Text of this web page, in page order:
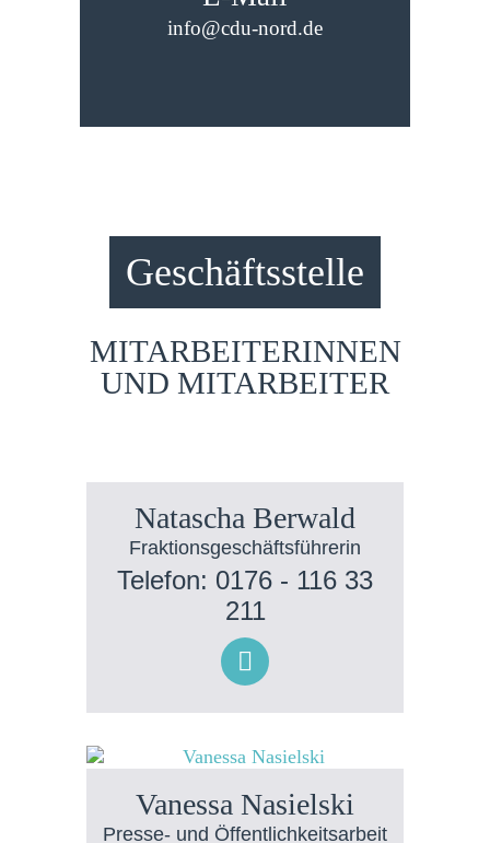
info@cdu-nord.de
Geschäftsstelle
MITARBEITERINNEN
UND MITARBEITER
Natascha Berwald
Fraktionsgeschäftsführerin
Telefon: 0176 - 116 33
211
Vanessa Nasielski
Presse- und Öffentlichkeitsarbeit